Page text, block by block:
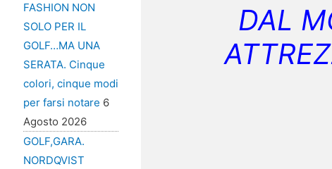
FASHION NON
SOLO PER IL
GOLF…MA UNA
SERATA. Cinque
colori, cinque modi
per farsi notare 6
Agosto 2026
GOLF,GARA.
NORDQVIST
DAL